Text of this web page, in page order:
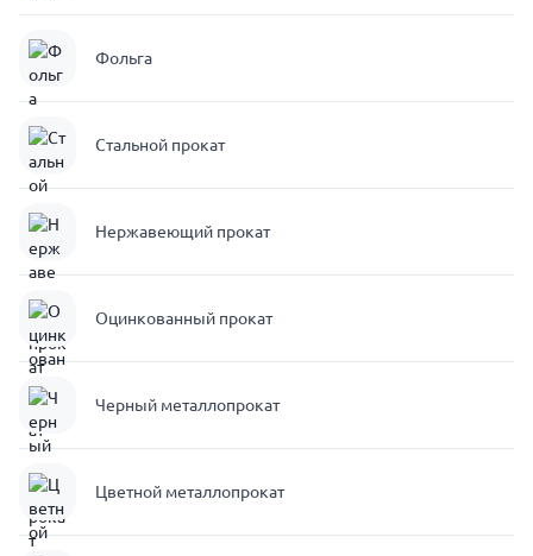
Фольга
Стальной прокат
Нержавеющий прокат
Оцинкованный прокат
Черный металлопрокат
Цветной металлопрокат